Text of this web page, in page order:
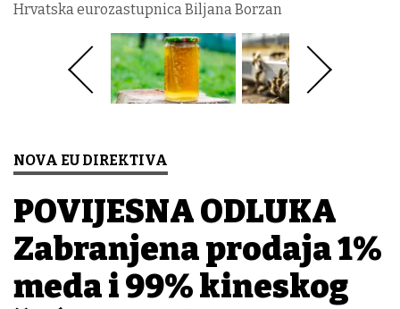
Hrvatska eurozastupnica Biljana Borzan
NOVA EU DIREKTIVA
POVIJESNA ODLUKA
Zabranjena prodaja 1%
meda i 99% kineskog